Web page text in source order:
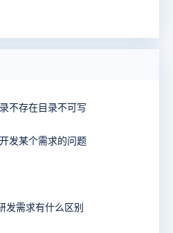
不存在目录不可写
发某个需求的问题
发需求有什么区别